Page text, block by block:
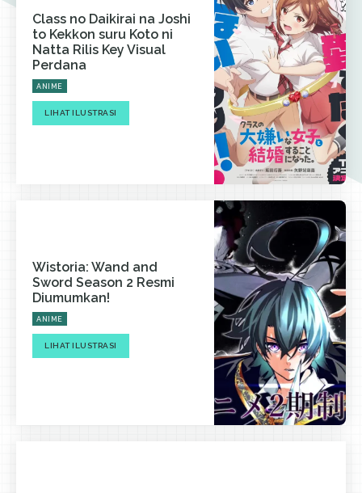
Class no Daikirai na Joshi
to Kekkon suru Koto ni
Natta Rilis Key Visual
Perdana
ANIME
LIHAT ILUSTRASI
Wistoria: Wand and
Sword Season 2 Resmi
Diumumkan!
ANIME
LIHAT ILUSTRASI